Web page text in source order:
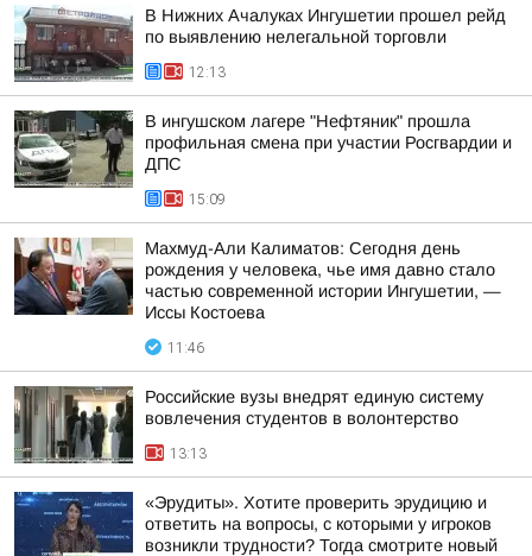
В Нижних Ачалуках Ингушетии прошел рейд
по выявлению нелегальной торговли
12:13
В ингушском лагере "Нефтяник" прошла
профильная смена при участии Росгвардии и
ДПС
15:09
Махмуд-Али Калиматов: Сегодня день
рождения у человека, чье имя давно стало
частью современной истории Ингушетии, —
Иссы Костоева
11:46
Российские вузы внедрят единую систему
вовлечения студентов в волонтерство
13:13
«Эрудиты». Хотите проверить эрудицию и
ответить на вопросы, с которыми у игроков
возникли трудности? Тогда смотрите новый